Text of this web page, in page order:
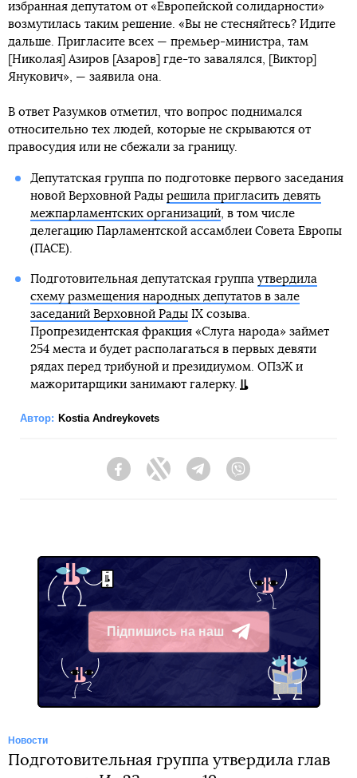
избранная депутатом от «Европейской солидарности»
возмутилась таким решение. «Вы не стесняйтесь? Идите
дальше. Пригласите всех — премьер-министра, там
[Николая] Азиров [Азаров] где-то завалялся, [Виктор]
Янукович», — заявила она.
В ответ Разумков отметил, что вопрос поднимался
относительно тех людей, которые не скрываются от
правосудия или не сбежали за границу.
Депутатская группа по подготовке первого заседания
новой Верховной Рады решила пригласить девять
межпарламентских организаций, в том числе
делегацию Парламентской ассамблеи Совета Европы
(ПАСЕ).
Подготовительная депутатская группа утвердила
схему размещения народных депутатов в зале
заседаний Верховной РадыIX созыва.
Пропрезидентская фракция «Слуга народа» займет
254 места и будет располагаться в первых девяти
рядах перед трибуной и президиумом. ОПзЖ и
мажоритарщики занимают галерку.
Автор: Kostia Andreykovets
FacebookTwitter Telegram
Підпишись на наш
Telegram
Новости
Подготовительная группа утвердила глав